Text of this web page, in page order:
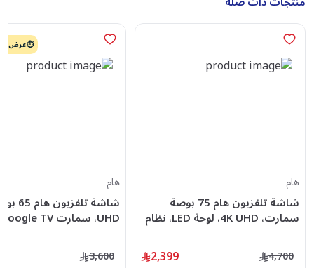
هام
شاشة تلفزيون هام 75 بوصة
سمارت، 4K UHD، لوحة LED، نظام
HM75UH545KG
2,399 4,700
⏱️عرض
هام
3,600